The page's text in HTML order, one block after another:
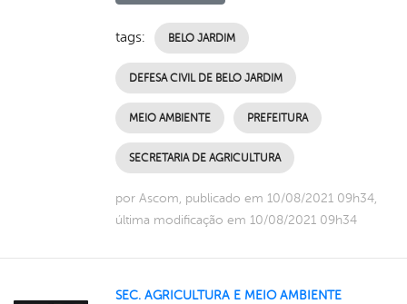
tags: BELO JARDIM
DEFESA CIVIL DE BELO JARDIM
MEIO AMBIENTE PREFEITURA
SECRETARIA DE AGRICULTURA
por Ascom, publicado em 10/08/2021 09h34,
última modificação em 10/08/2021 09h34
SEC. AGRICULTURA E MEIO AMBIENTE